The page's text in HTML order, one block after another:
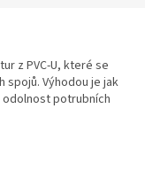
z PVC-U, které se
spojů. Výhodou je jak
odolnost potrubních